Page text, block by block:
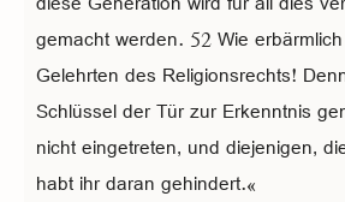
gemacht werden. 52 Wie
Gelehrten des Religionsrechts!
Schlüssel der Tür zur Erkenntnis
nicht eingetreten, und diejenigen,
habt ihr daran gehindert.«